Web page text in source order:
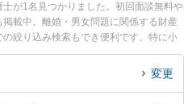
が1名見つかりました。初回面談無料や
載中。離婚・男女問題に関係する財産
絞り込み検索もでき便利です。特に小
フィール情報や弁護士費用、強みなどが
間に発生した子の認知のトラブルを今
変更